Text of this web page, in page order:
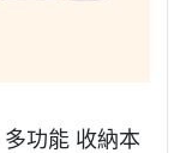
功能 收納本